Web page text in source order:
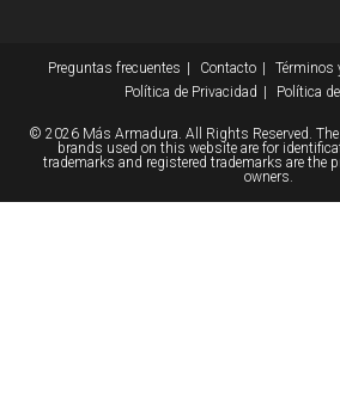
Preguntas frecuentes Contacto
Términos
Política de Privacidad
Política
© 2026 Más Armadura. All Rights Reserved.
brands used on this website are for
trademarks and registered trademarks are the
owners.